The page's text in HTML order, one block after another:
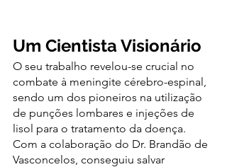
Um Cientista Visionário
O seu trabalho revelou-se crucial no
combate à meningite cérebro-espinal,
sendo um dos pioneiros na utilização
de punções lombares e injeções de
lisol para o tratamento da doença.
Com a colaboração do Dr. Brandão de
Vasconcelos, conseguiu salvar